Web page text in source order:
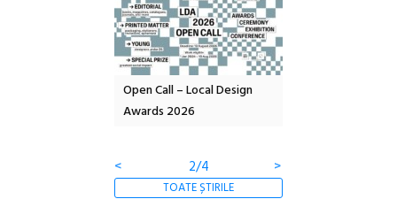
Open Call – Local Design
Awards 2026
<
2/4 >
TOATE ȘTIRILE